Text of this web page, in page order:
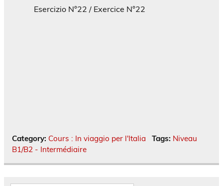
Esercizio N°22 / Exercice N°22
Category: Cours : In viaggio per l'Italia Tags: Niveau
B1/B2 - Intermédiaire